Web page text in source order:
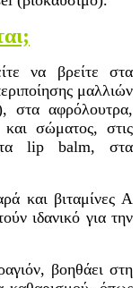
να βρείτε στα
μαλλιών
στα αφρόλουτρα,
σώματος, στις
lip balm, στα
και βιταμίνες Α
ιδανικό για την
βοηθάει στη